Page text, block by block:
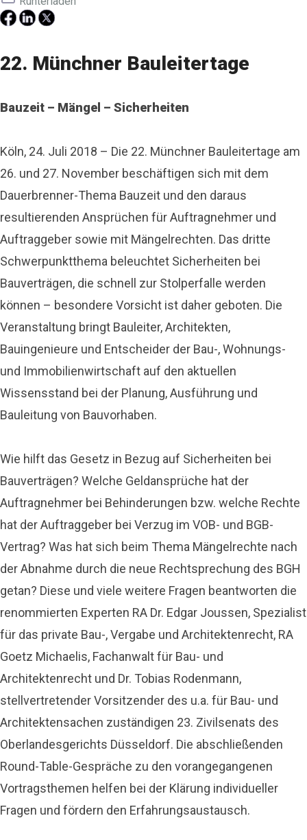
22. Münchner Bauleitertage
Bauzeit – Mängel – Sicherheiten
Köln, 24. Juli 2018 – Die 22. Münchner Bauleitertage am
26. und 27. November beschäftigen sich mit dem
Dauerbrenner-Thema Bauzeit und den daraus
resultierenden Ansprüchen für Auftragnehmer und
Auftraggeber sowie mit Mängelrechten. Das dritte
Schwerpunktthema beleuchtet Sicherheiten bei
Bauverträgen, die schnell zur Stolperfalle werden
können – besondere Vorsicht ist daher geboten. Die
Veranstaltung bringt Bauleiter, Architekten,
Bauingenieure und Entscheider der Bau-, Wohnungs-
und Immobilienwirtschaft auf den aktuellen
Wissensstand bei der Planung, Ausführung und
Bauleitung von Bauvorhaben.
Wie hilft das Gesetz in Bezug auf Sicherheiten bei
Bauverträgen? Welche Geldansprüche hat der
Auftragnehmer bei Behinderungen bzw. welche Rechte
hat der Auftraggeber bei Verzug im VOB- und BGB-
Vertrag? Was hat sich beim Thema Mängelrechte nach
der Abnahme durch die neue Rechtsprechung des BGH
getan? Diese und viele weitere Fragen beantworten die
renommierten Experten RA Dr. Edgar Joussen, Spezialist
für das private Bau-, Vergabe und Architektenrecht, RA
Goetz Michaelis, Fachanwalt für Bau- und
Architektenrecht und Dr. Tobias Rodenmann,
stellvertretender Vorsitzender des u.a. für Bau- und
Architektensachen zuständigen 23. Zivilsenats des
Oberlandesgerichts Düsseldorf. Die abschließenden
Round-Table-Gespräche zu den vorangegangenen
Vortragsthemen helfen bei der Klärung individueller
Fragen und fördern den Erfahrungsaustausch.